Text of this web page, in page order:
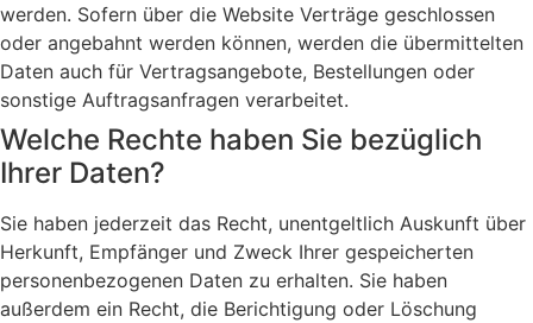
werden. Sofern über die Website Verträge geschlossen
oder angebahnt werden können, werden die übermittelten
Daten auch für Vertragsangebote, Bestellungen oder
sonstige Auftragsanfragen verarbeitet.
Welche Rechte haben Sie bezüglich
Ihrer Daten?
Sie haben jederzeit das Recht, unentgeltlich Auskunft über
Herkunft, Empfänger und Zweck Ihrer gespeicherten
personenbezogenen Daten zu erhalten. Sie haben
außerdem ein Recht, die Berichtigung oder Löschung